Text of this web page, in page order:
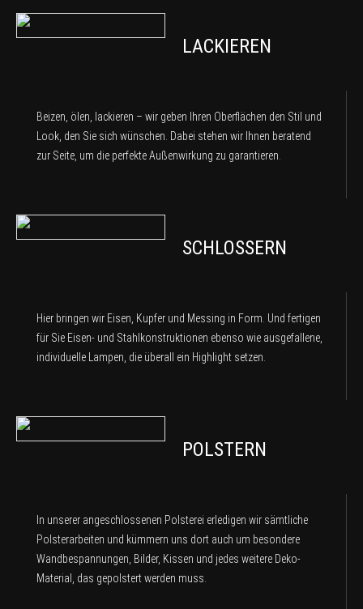
LACKIEREN
Beizen, ölen, lackieren – wir geben Ihren Oberflächen den Stil und
Look, den Sie sich wünschen. Dabei stehen wir Ihnen beratend
zur Seite, um die perfekte Außenwirkung zu garantieren.
SCHLOSSERN
Hier bringen wir Eisen, Kupfer und Messing in Form. Und fertigen
für Sie Eisen- und Stahlkonstruktionen ebenso wie ausgefallene,
individuelle Lampen, die überall ein Highlight setzen.
POLSTERN
In unserer angeschlossenen Polsterei erledigen wir sämtliche
Polsterarbeiten und kümmern uns dort auch um besondere
Wandbespannungen, Bilder, Kissen und jedes weitere Deko-
Material, das gepolstert werden muss.